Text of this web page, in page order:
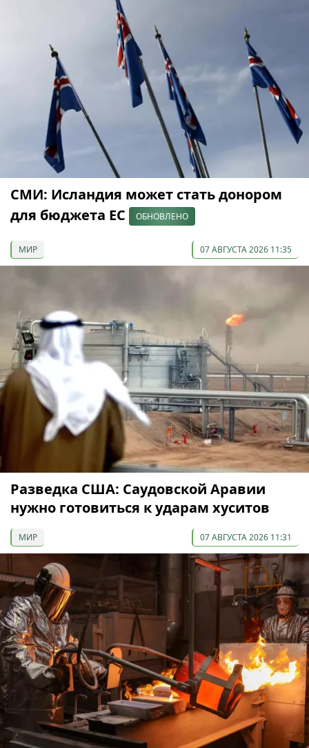
СМИ: Исландия может стать донором
для бюджета ЕС
ОБНОВЛЕНО
МИР 07 АВГУСТА 2026 11:35
Разведка США: Саудовской Аравии
нужно готовиться к ударам хуситов
МИР 07 АВГУСТА 2026 11:31